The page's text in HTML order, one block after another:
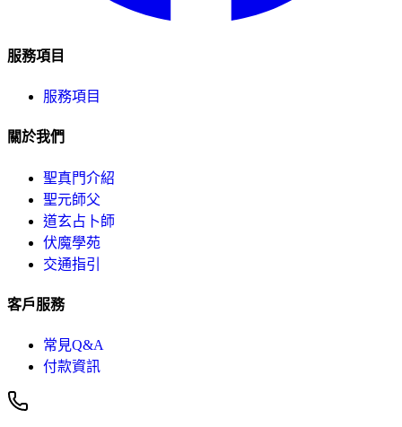
服務項目
服務項目
關於我們
聖真門介紹
聖元師父
道玄占卜師
伏魔學苑
交通指引
客戶服務
常見Q&A
付款資訊